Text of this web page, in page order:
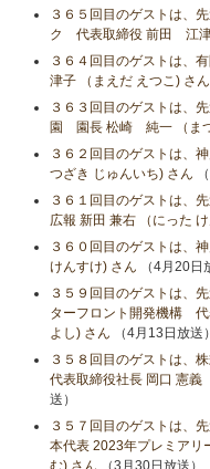
３６５回目のゲストは、
ク 代表取締役 前田 江津
３６４回目のゲストは
津子 （まえだ えつこ) さん
３６３回目のゲストは、
園 園長 松崎 純一 （ま
３６２回目のゲストは、
つざき じゅんいち) さん
３６１回目のゲストは、
広報 新田 兼右 （にった
３６０回目のゲストは、
けんすけ) さん （4月20日
３５９回目のゲストは、
ターフロント開発機構
よし) さん （4月13日放送）
３５８回目のゲストは、
代表取締役社長 岡口 憲
送）
３５７回目のゲストは、
本代表 2023年プレミア
む) さん （3月30日放送）